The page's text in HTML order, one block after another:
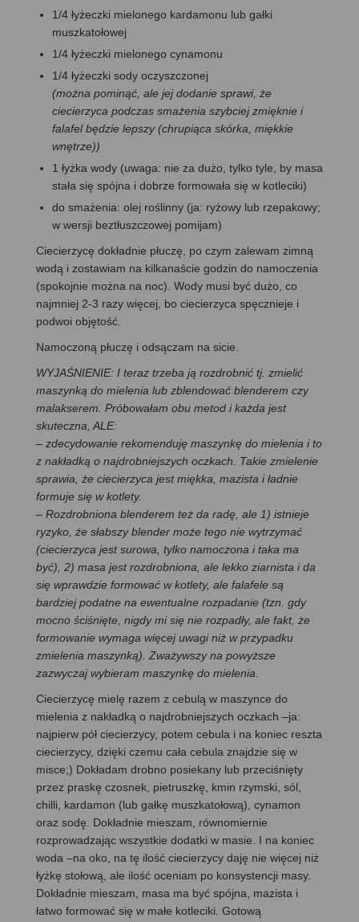
1/4 łyżeczki mielonego kardamonu lub gałki
muszkatołowej
1/4 łyżeczki mielonego cynamonu
1/4 łyżeczki sody oczyszczonej
(można pominąć, ale jej dodanie sprawi, że
ciecierzyca podczas smażenia szybciej zmięknie i
falafel będzie lepszy (chrupiąca skórka, miękkie
wnętrze))
1 łyżka wody (uwaga: nie za dużo, tylko tyle, by masa
stała się spójna i dobrze formowała się w kotleciki)
do smażenia: olej roślinny (ja: ryżowy lub rzepakowy;
w wersji beztłuszczowej pomijam)
Ciecierzycę dokładnie płuczę, po czym zalewam zimną
wodą i zostawiam na kilkanaście godzin do namoczenia
(spokojnie można na noc). Wody musi być dużo, co
najmniej 2-3 razy więcej, bo ciecierzyca spęcznieje i
podwoi objętość.
Namoczoną płuczę i odsączam na sicie.
WYJAŚNIENIE: I teraz trzeba ją rozdrobnić tj. zmielić
maszynką do mielenia lub zblendować blenderem czy
malakserem. Próbowałam obu metod i każda jest
skuteczna, ALE:
– zdecydowanie rekomenduję maszynkę do mielenia i to
z nakładką o najdrobniejszych oczkach. Takie zmielenie
sprawia, że ciecierzyca jest miękka, mazista i ładnie
formuje się w kotlety.
– Rozdrobniona blenderem też da radę, ale 1) istnieje
ryzyko, że słabszy blender może tego nie wytrzymać
(ciecierzyca jest surowa, tylko namoczona i taka ma
być), 2) masa jest rozdrobniona, ale lekko ziarnista i da
się wprawdzie formować w kotlety, ale falafele są
bardziej podatne na ewentualne rozpadanie (tzn. gdy
mocno ściśnięte, nigdy mi się nie rozpadły, ale fakt, że
formowanie wymaga więcej uwagi niż w przypadku
zmielenia maszynką). Zważywszy na powyższe
zazwyczaj wybieram maszynkę do mielenia.
Ciecierzycę mielę razem z cebulą w maszynce do
mielenia z nakładką o najdrobniejszych oczkach –ja:
najpierw pół ciecierzycy, potem cebula i na koniec reszta
ciecierzycy, dzięki czemu cała cebula znajdzie się w
misce;) Dokładam drobno posiekany lub przeciśnięty
przez praskę czosnek, pietruszkę, kmin rzymski, sól,
chilli, kardamon (lub gałkę muszkatołową), cynamon
oraz sodę. Dokładnie mieszam, równomiernie
rozprowadzając wszystkie dodatki w masie. I na koniec
woda –na oko, na tę ilość ciecierzycy daję nie więcej niż
łyżkę stołową, ale ilość oceniam po konsystencji masy.
Dokładnie mieszam, masa ma być spójna, mazista i
łatwo formować się w małe kotleciki. Gotową